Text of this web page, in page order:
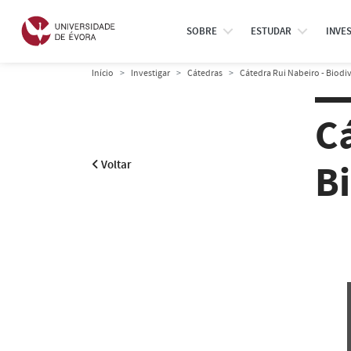
SOBRE ESTUDAR
Início Investigar Cátedras Cátedra Rui Nabeiro -
Voltar